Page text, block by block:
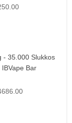
- 35.000 Slukkos
Bar